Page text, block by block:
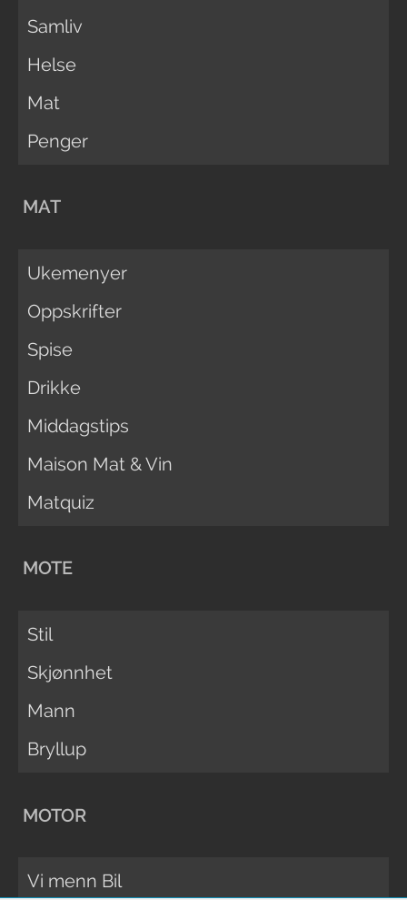
Samliv
Helse
Mat
Penger
MAT
Ukemenyer
Oppskrifter
Spise
Drikke
Middagstips
Maison Mat & Vin
Matquiz
MOTE
Stil
Skjønnhet
Mann
Bryllup
MOTOR
Vi menn Bil